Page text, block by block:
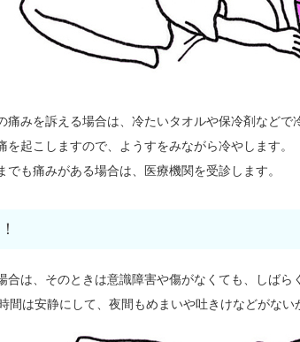
みを訴える場合は、冷たいタオルや保冷剤などで
を起こしますので、ようすをみながら冷やします。
でも痛みがある場合は、医療機関を受診します。
は、そのときは意識障害や傷がなくても、しばら
間は安静にして、夜間もめまいや吐きけなどがない